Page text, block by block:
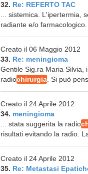
32. Re: REFERTO TAC
... sistemica. L'ipertermia,
radiante e/o
Creato il 06 Maggio 2012
33. Re: meningioma
Gentile Sig.ra Maria Silvia,
radiochirurgia . Si può
Creato il 24 Aprile 2012
34. meningioma
... stata suggerita la radio
risultati evitando la radio.
Creato il 24 Aprile 2012
35. Re: Metastasi